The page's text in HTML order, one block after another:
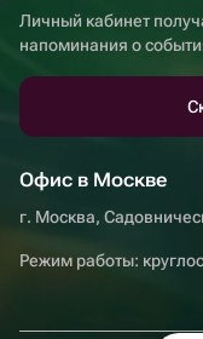
Личный кабинет
напоминания о
Офис в Москве
г. Москва,
Режим работы: